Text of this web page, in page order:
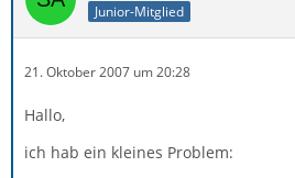
Junior-Mitglied
21. Oktober 2007 um 20:28
Hallo,
ich hab ein kleines Problem: